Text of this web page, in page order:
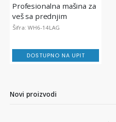
Profesionalna mašina za
veš sa prednjim
punjenjem, lagoon®
Šifra: WH6-14LAG
DOSTUPNO NA UPIT
Novi proizvodi